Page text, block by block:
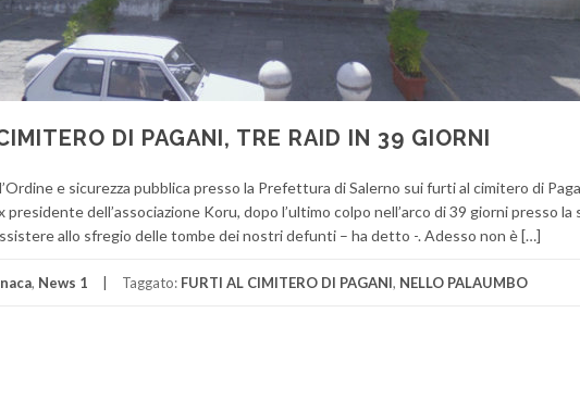
DI PAGANI, TRE RAID IN 39 GIORNI
e sicurezza pubblica presso la Prefettura di Salerno sui furti al cimitero di
presidente dell’associazione Koru, dopo l’ultimo colpo nell’arco di 39 giorni presso
allo sfregio delle tombe dei nostri defunti – ha detto -. Adesso non è […]
, News 1 Taggato: FURTI AL CIMITERO DI PAGANI, NELLO PALAUMBO